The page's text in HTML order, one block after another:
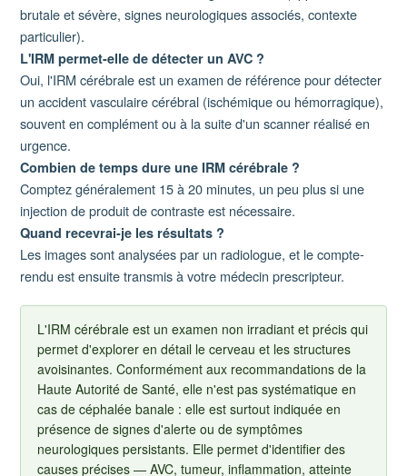
brutale et sévère, signes neurologiques associés, contexte
particulier).
L'IRM permet-elle de détecter un AVC ?
Oui, l'IRM cérébrale est un examen de référence pour détecter
un accident vasculaire cérébral (ischémique ou hémorragique),
souvent en complément ou à la suite d'un scanner réalisé en
urgence.
Combien de temps dure une IRM cérébrale ?
Comptez généralement 15 à 20 minutes, un peu plus si une
injection de produit de contraste est nécessaire.
Quand recevrai-je les résultats ?
Les images sont analysées par un radiologue, et le compte-
rendu est ensuite transmis à votre médecin prescripteur.
L'IRM cérébrale est un examen non irradiant et précis qui
permet d'explorer en détail le cerveau et les structures
avoisinantes. Conformément aux recommandations de la
Haute Autorité de Santé, elle n'est pas systématique en
cas de céphalée banale : elle est surtout indiquée en
présence de signes d'alerte ou de symptômes
neurologiques persistants. Elle permet d'identifier des
causes précises — AVC, tumeur, inflammation, atteinte